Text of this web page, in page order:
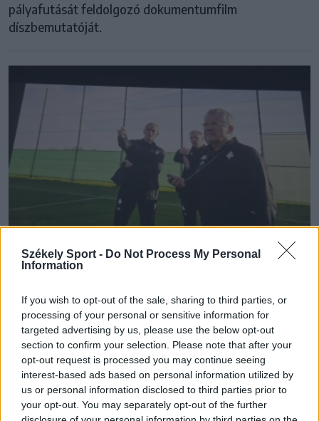
Székely Sport - Do Not Process My Personal
Information
If you wish to opt-out of the sale, sharing to third parties, or
processing of your personal or sensitive information for
targeted advertising by us, please use the below opt-out
section to confirm your selection. Please note that after your
opt-out request is processed you may continue seeing
interest-based ads based on personal information utilized by
us or personal information disclosed to third parties prior to
your opt-out. You may separately opt-out of the further
pályafutását feldolgozó dokumentumfilm
díszbemutatóját.
Tripla bemutatóval érkezik
Marosvásárhelyre a Bölöni-film
Két hét múlva a széleskörű közönség is megtekintheti
a Bölöni – az erdélyi legenda című alkotást. A régóta
várt film mozipremierjét október 20-án